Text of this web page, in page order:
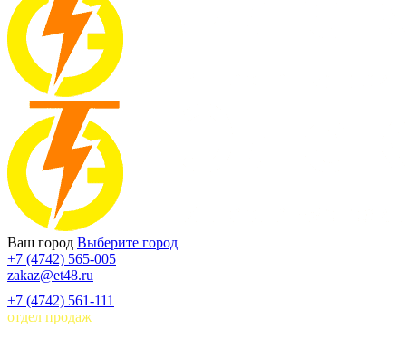
Ваш город Выберите город
+7 (4742) 565-005
zakaz@et48.ru
+7 (4742) 561-111
отдел продаж